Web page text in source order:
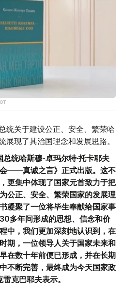
统关于建设公正、安全、繁荣哈
展现了其治国理念和发展思路。
总统哈斯穆-卓玛尔特·托卡耶夫
——真诚之言》正式出版。这不
更集中体现了国家元首致力于把
公正、安全、繁荣国家的发展理
凝聚了一位将毕生奉献给国家事
多年间形成的思想、信念和价
中，我们更加深刻地认识到，在
期，一位领导人关于国家未来和
在数十年前便已形成，并在长期
不断完善，最终成为今天国家政
克巴耶夫表示。